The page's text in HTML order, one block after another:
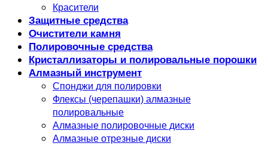
Красители
Защитные средства
Очистители камня
Полировочные средства
Кристаллизаторы и полировальные порошки
Алмазный инструмент
Спонджи для полировки
Флексы (черепашки) алмазные
полировальные
Алмазные полировочные диски
Алмазные отрезные диски